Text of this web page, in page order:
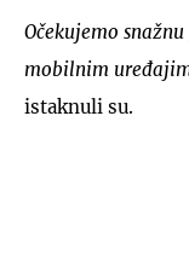
Očekujemo
mobilnim
istaknuli su.